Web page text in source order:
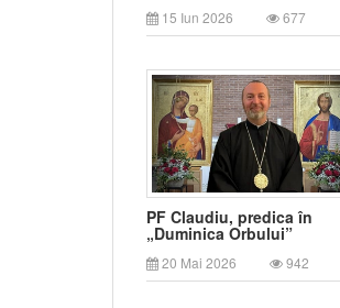
15 Iun 2026 677
PF Claudiu, predica în
„Duminica Orbului”
20 Mai 2026 942